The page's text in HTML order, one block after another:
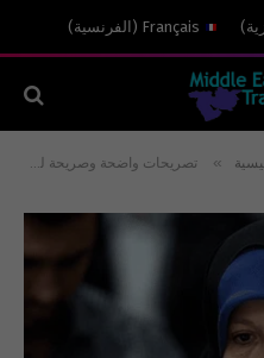
)
Français
( الفرنسية)
» تصريحات واضحة وصريحة لفائزة رفسنجاني:”نعم، أُكَرٍّر، والدي مات مقتولاً!”